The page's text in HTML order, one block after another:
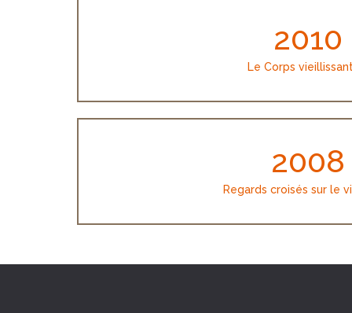
2010
Le Corps
2008
Regards croisés sur le